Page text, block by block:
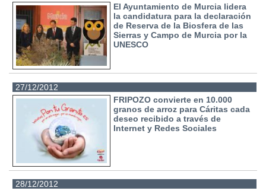
El Ayuntamiento de Murcia lidera
la candidatura para la declaración
de Reserva de la Biosfera de las
Sierras y Campo de Murcia por la
UNESCO
27/12/2012
FRIPOZO convierte en 10.000
granos de arroz para Cáritas cada
deseo recibido a través de
Internet y Redes Sociales
28/12/2012